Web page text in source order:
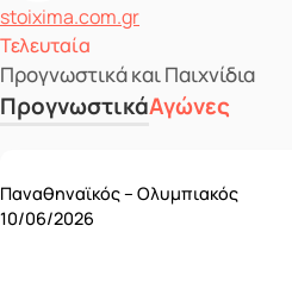
Τελευταία
Προγνωστικά και Παιχνίδια
ΠρογνωστικάΑγώνες
Παναθηναϊκός – Ολυμπιακός
10/06/2026
Δημοσιεύτηκε από
stoixima.com.gr